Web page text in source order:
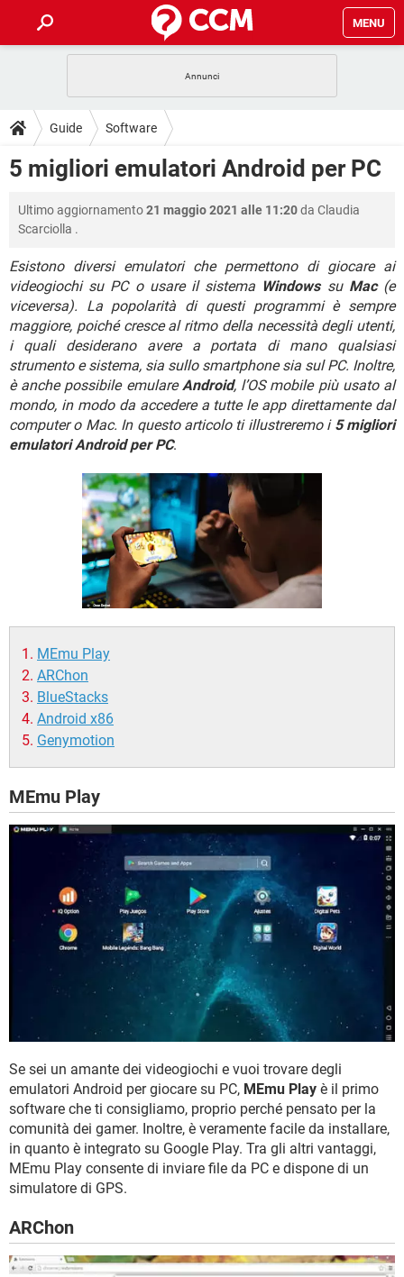
MENU
INTRATTENIMENTO
iOS WINDOWS 10
TIKTOK
GUIDE
COVID-19
INTRATTENIMENTO ANDROID
iOS WINDOWS 10
TIKTOK FACEBOOK
HARDWARE
DOWNLOAD
INTRATTENIMENTO
INSTAGRAM WHATSAPP
TIKTOK FACEBOOK
HARDWARE
FORUM
INTRATTENIMENTO ANDROID
iOS WINDOWS 10
INSTAGRAM WHATSAPP
TIKTOK FACEBOOK
HARDWARE
COVID-19 GAMING
INTRATTENIMENTO ANDROID
iOS WINDOWS 10
INSTAGRAM WHATSAPP
TIKTOK FACEBOOK
HARDWARE
Guide Software
5 migliori emulatori Android per PC
Ultimo aggiornamento21 maggio 2021 alle 11:20da Claudia
Scarciolla .
Esistono diversi emulatori che permettono di giocare ai
videogiochi su PC o usare il sistema Windowssu Mac(e
viceversa). La popolarità di questi programmi è sempre
maggiore, poiché cresce al ritmo della necessità degli utenti,
i quali desiderano avere a portata di mano qualsiasi
strumento e sistema, sia sullo smartphone sia sul PC. Inoltre,
è anche possibile emulareAndroid, l’OS mobile più usato al
mondo, in modo da accedere a tutte le app direttamente dal
computer o Mac. In questo articolo ti illustreremo i 5 migliori
emulatori Android per PC.
MEmu Play
ARChon
BlueStacks
Android x86
Genymotion
MEmu Play
Se sei un amante dei videogiochi e vuoi trovare degli
emulatori Android per giocare su PC, MEmu Play è il primo
software che ti consigliamo, proprio perché pensato per la
comunità dei gamer. Inoltre, è veramente facile da installare,
in quanto è integrato su Google Play. Tra gli altri vantaggi,
MEmu Play consente di inviare file da PC e dispone di un
simulatore di GPS.
ARChon